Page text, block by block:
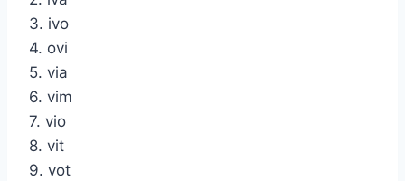
3. ivo
4. ovi
5. via
6. vim
7. vio
8. vit
9. vot